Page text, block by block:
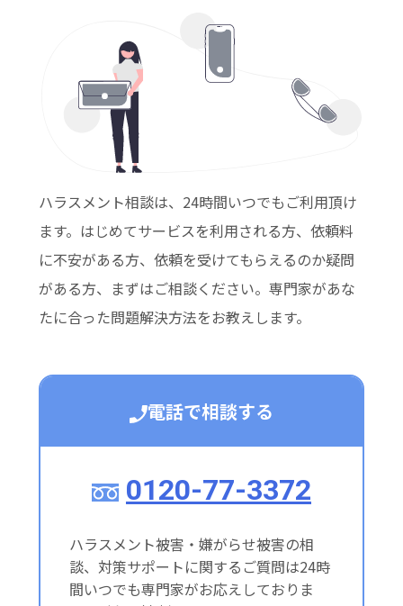
ハラスメント相談は、24時間いつでもご利用頂け
ます。はじめてサービスを利用される方、依頼料
に不安がある方、依頼を受けてもらえるのか疑問
がある方、まずはご相談ください。専門家があな
たに合った問題解決方法をお教えします。
電話で相談する
0120-77-3372
ハラスメント被害・嫌がらせ被害の相
談、対策サポートに関するご質問は24時
間いつでも専門家がお応えしておりま